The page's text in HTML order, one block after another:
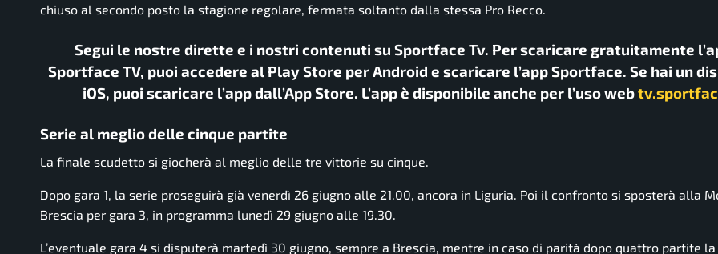
chiuso al secondo posto la stagione regolare, fermata soltanto dalla stessa Pro Recco.
Segui le nostre dirette e i nostri contenuti su Sportface Tv. Per scaricare gratuitamente
Sportface TV, puoi accedere al Play Store per Android e scaricare l’app Sportface. Se hai un
iOS, puoi scaricare l’app dall’App Store. L’app è disponibile anche per l’uso web
Serie al meglio delle cinque partite
La finale scudetto si giocherà al meglio delle tre vittorie su cinque.
Dopo gara 1, la serie proseguirà già venerdì 26 giugno alle 21.00, ancora in Liguria. Poi il confronto si sposterà alla
Brescia per gara 3, in programma lunedì 29 giugno alle 19.30.
L’eventuale gara 4 si disputerà martedì 30 giugno, sempre a Brescia, mentre in caso di parità dopo quattro partite la